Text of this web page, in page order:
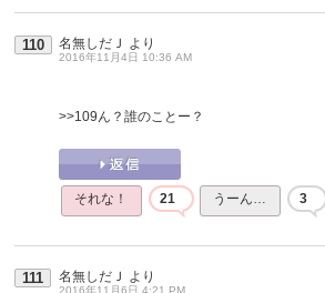
110 名無しだＪ より
2016年11月4日 10:36 AM
>>109ん？誰のことー？
それな！ 21 うーん… 3
111 名無しだＪ より
2016年11月6日 4:21 PM